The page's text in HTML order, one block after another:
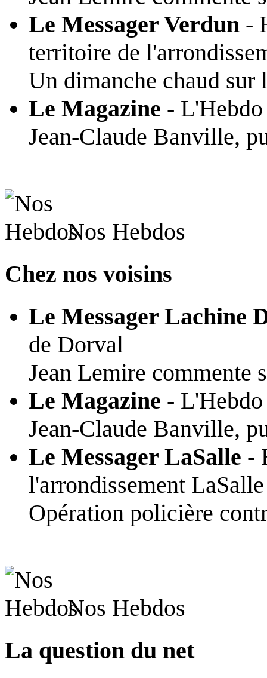
Le Messager Verdun -
territoire de
Un dimanche chaud sur
Le Magazine -
Jean-Claude Banville,
Nos Hebdos
Chez nos voisins
Le Messager Lachine
de Dorval
Jean Lemire commente
Le Magazine -
Jean-Claude Banville,
Le Messager LaSalle -
l'arrondissement LaSalle
Opération policière
Nos Hebdos
La question du net